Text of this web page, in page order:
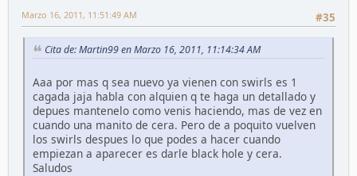
#35
Marzo 16, 2011, 11:51:49 AM
Cita de: Martin99 en Marzo 16, 2011, 11:14:34 AM
Aaa por mas q sea nuevo ya vienen con swirls es 1
cagada jaja habla con alquien q te haga un detallado y
depues mantenelo como venis haciendo, mas de vez en
cuando una manito de cera. Pero de a poquito vuelven
los swirls despues lo que podes a hacer cuando
empiezan a aparecer es darle black hole y cera.
Saludos